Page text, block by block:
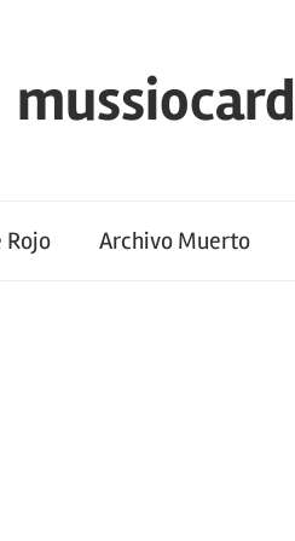
Archivo Muerto